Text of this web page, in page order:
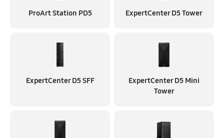
ProArt Station PD5 ExpertCenter D5 Tower
ExpertCenter D5 SFF
ExpertCenter D5 Mini
Tower